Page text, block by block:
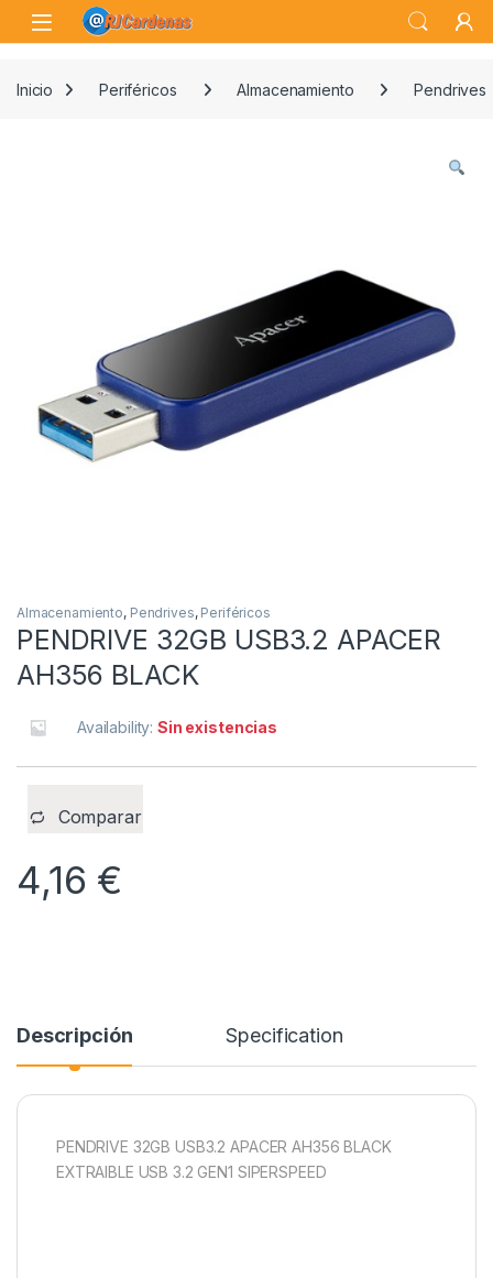
Skip to navigation
Skip to content
Open
Inicio Periféricos Almacenamiento Pendrives
Almacenamiento, Pendrives, Periféricos
PENDRIVE 32GB USB3.2 APACER
AH356 BLACK
Availability:Sin existencias
Comparar
4,16 €
Descripción Specification
PENDRIVE 32GB USB3.2 APACER AH356 BLACK
EXTRAIBLE USB 3.2 GEN1 SIPERSPEED